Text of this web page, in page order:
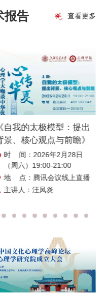
氯氮平、氨磺必利、奥氮平
三种其他药物，且其95%置
隆也属于副作用较少的药
用萨米多芬对减轻奥氮平引
似乎是有前景的化合物，因
前三分之一，且不引起与多巴
碱能和抗胆碱能效应。对于
研究和不可靠的数据可能导
究中方团队通过电话访谈、
RCT的第一作者和通信作
文研究确认了适当的随机化
析。虽然相比中文发表的精
首次被纳入大型的系统评价
的抗精神病药物比较证据，
步个体化用药选择提供参考
神卫生中心、上海市重性精
作者，董愉博士生、官世伟
究也得到上海交通大学医学
助。本研究受到了国家自然
）和德国研究基金会
，全面提升教师教学能力与
才培养质量。
大样本、高标准临床试验
性与临床可及性。被《英国
行为学康复训练周期长、效
治疗新方案。团队经过近十
是自闭症社交沟通障碍症状
神经生理学策略，毋需磁共
位刺激靶点；进一步结合加
theta burst
机对照临床试验，有效改善
状，具有良好的安全性和可
捷有效的创新策略，实现“低
，有望应用于社区等基层医
报告 查看更多
《自我的太极模型：提出
景、核心观点与前瞻》
时 间：2026年2月28日
（周六）19:00-21:00
地 点：腾讯会议线上直播
主讲人：汪凤炎